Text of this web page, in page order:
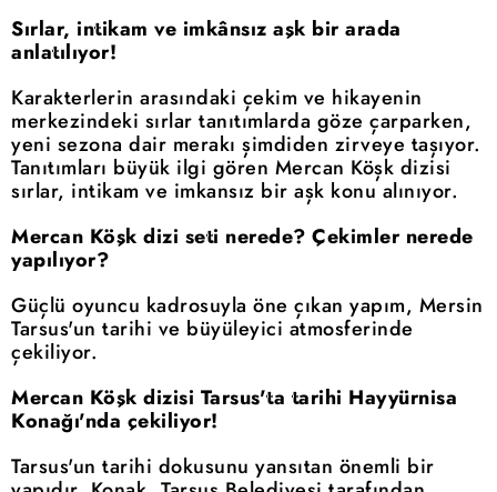
Sırlar, intikam ve imkânsız aşk bir arada
anlatılıyor!
Karakterlerin arasındaki çekim ve hikayenin
merkezindeki sırlar tanıtımlarda göze çarparken,
yeni sezona dair merakı şimdiden zirveye taşıyor.
Tanıtımları büyük ilgi gören Mercan Köşk dizisi
sırlar, intikam ve imkansız bir aşk konu alınıyor.
Mercan Köşk dizi seti nerede? Çekimler nerede
yapılıyor?
Güçlü oyuncu kadrosuyla öne çıkan yapım, Mersin
Tarsus'un tarihi ve büyüleyici atmosferinde
çekiliyor.
Mercan Köşk dizisi Tarsus'ta tarihi Hayyürnisa
Konağı'nda çekiliyor!
Tarsus'un tarihi dokusunu yansıtan önemli bir